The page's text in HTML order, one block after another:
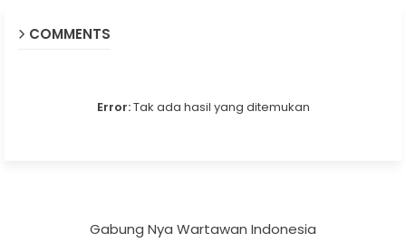
COMMENTS
Error:Tak ada hasil yang ditemukan
Gabung Nya Wartawan Indonesia